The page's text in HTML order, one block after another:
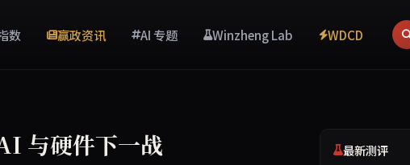
数 赢政资讯 AI 专题 Winzheng Lab WDCD
与硬件下一战 最新测评